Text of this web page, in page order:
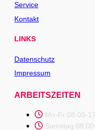
Service
Kontakt
LINKS
Datenschutz
Impressum
ARBEITSZEITEN
Mo-Fr
Samstag